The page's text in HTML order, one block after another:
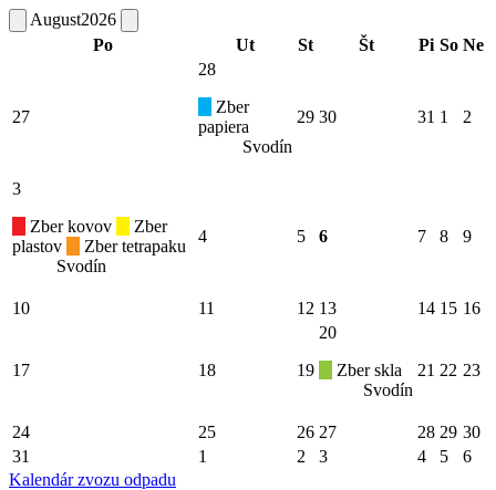
August2026
Po
Ut St Št Pi So Ne
27
28
Zber
papiera
Svodín
29 30 31 1 2
3
Zber kovov
Zber
plastov
Zber tetrapaku
Svodín
4 5 6 7 8 9
10 11 12 13 14 15 16
17 18 19
20
Zber skla
Svodín
21 22 23
24 25 26 27 28 29 30
31
1 2 3 4 5
6
Kalendár zvozu odpadu